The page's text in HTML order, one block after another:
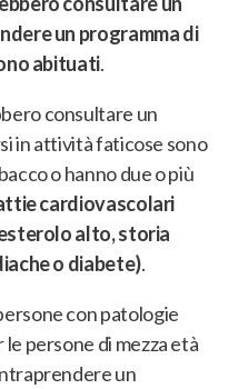
un programma di
abituati.
consultare un
in attività faticose sono
o hanno due o più
cardiovascolari
alto, storia
o diabete).
con patologie
persone di mezza età
un